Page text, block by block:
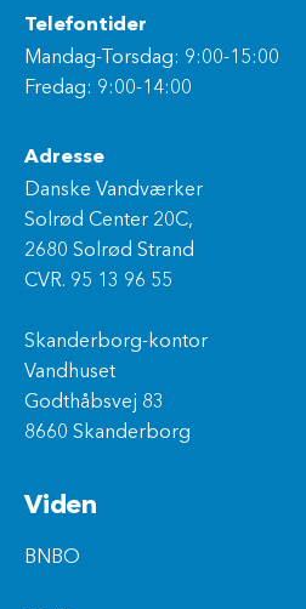
Telefontider
Mandag-Torsdag: 9:00-15:00
Fredag: 9:00-14:00
Adresse
Danske Vandværker
Solrød Center 20C,
2680 Solrød Strand
CVR. 95 13 96 55
Skanderborg-kontor
Vandhuset
Godthåbsvej 83
8660 Skanderborg
Viden
BNBO